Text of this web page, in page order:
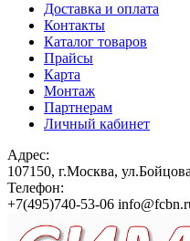
Доставка и оплата
Контакты
Каталог товаров
Прайсы
Карта
Монтаж
Партнерам
Личный кабинет
Адрес:
107150, г.Москва,
Телефон:
+7(495)740-53-06